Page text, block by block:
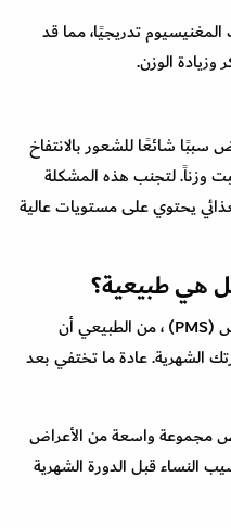
تدريجيًا، مما قد
وزيادة الوزن.
سببًا شائعًا للشعور بالانتفاخ
وزناً. لتجنب هذه المشكلة
يحتوي على مستويات عالية
هي طبيعية؟
كعارض جسدي لمتلازمة ما قبل الحيض (PMS) ، من الطبيعي أن
الشهرية. عادة ما تختفي بعد
مجموعة واسعة من الأعراض
النساء قبل الدورة الشهرية